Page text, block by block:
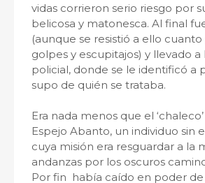
vidas corrieron serio riesgo por
belicosa y matonesca. Al final
(aunque se resistió a ello
golpes y escupitajos) y llevado
policial, donde se le identificó a
supo de quién se trataba.
Era nada menos que el
Espejo Abanto, un individuo sin
cuya misión era resguardar a la
andanzas por los oscuros
Por fin había caído en poder de